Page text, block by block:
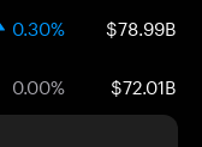
0.30% $78.99B
0.00% $72.01B